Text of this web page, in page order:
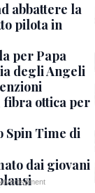
abbattere la
pilota in
per Papa
degli Angeli
ottica per
Spin Time di
dai giovani